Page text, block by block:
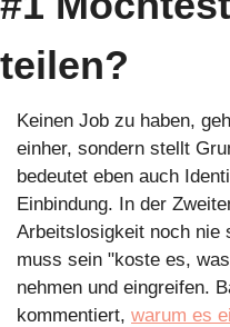
teilen?
Keinen Job zu haben,
einher, sondern stellt
bedeutet eben auch
Einbindung. In der
Arbeitslosigkeit noch nie
muss sein "koste es,
nehmen und eingreifen.
kommentiert, warum es